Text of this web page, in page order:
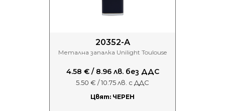
20352-А
Метална запалка Unilight Toulouse
4.58 € / 8.96 лв. без ДДС
5.50 € / 10.75 лв. с ДДС
Цвят: ЧЕРЕН